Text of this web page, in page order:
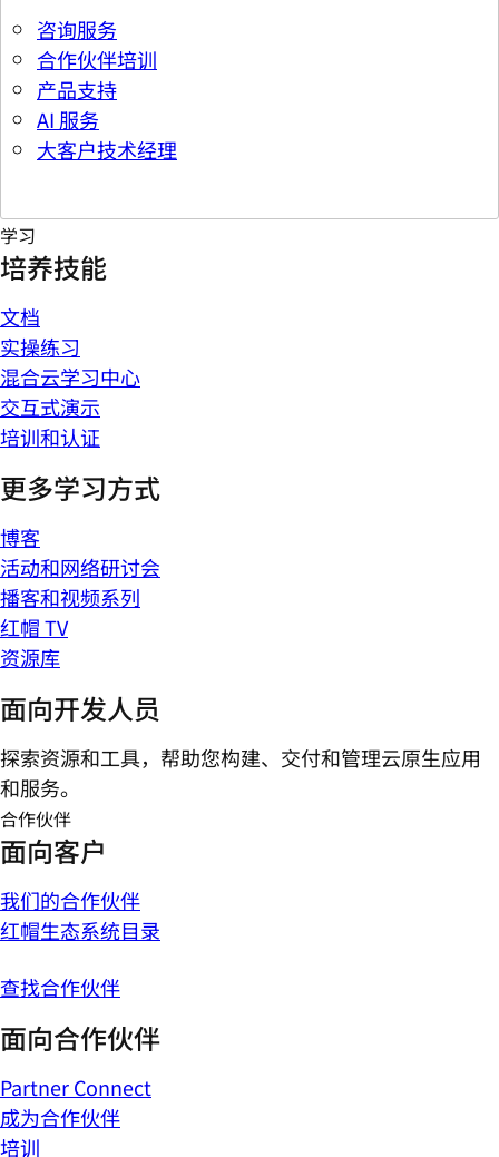
咨询服务
合作伙伴培训
产品支持
AI 服务
大客户技术经理
学习
培养技能
文档
实操练习
混合云学习中心
交互式演示
培训和认证
更多学习方式
博客
活动和网络研讨会
播客和视频系列
红帽 TV
资源库
面向开发人员
探索资源和工具，帮助您构建、交付和管理云原生应用
和服务。
合作伙伴
面向客户
我们的合作伙伴
红帽生态系统目录
查找合作伙伴
面向合作伙伴
Partner Connect
成为合作伙伴
培训